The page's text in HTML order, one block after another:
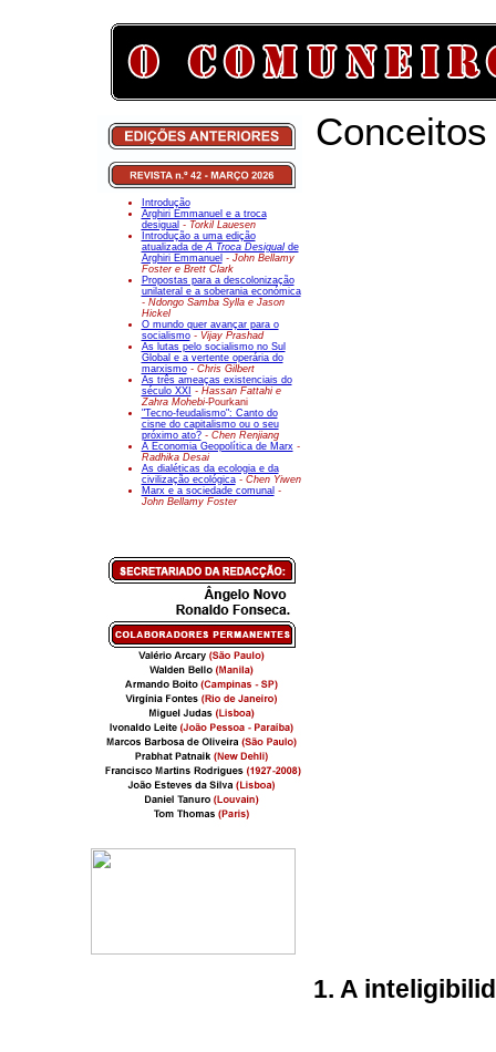
Introdução
Arghiri Emmanuel e a troca
desigual - Torkil Lauesen
Introdução a uma edição
atualizada deA Troca Desigualde
Arghiri Emmanuel - John Bellamy
Foster e Brett Clark
Propostas para a descolonização
unilateral e a soberania económica
- Ndongo Samba Sylla e Jason
Hickel
O mundo quer avançar para o
socialismo- Vijay Prashad
As lutas pelo socialismo no Sul
Global e a vertente operária do
marxismo- Chris Gilbert
As três ameaças existenciais do
século XXI - Hassan Fattahi e
Zahra Mohebi-Pourkani
"Tecno-feudalismo": Canto do
cisne do capitalismo ou o seu
próximo ato? - Chen Renjiang
A Economia Geopolítica de Marx-
Radhika Desai
As dialéticas da ecologia e da
civilização ecológica - Chen Yiwen
Marx e a sociedade comunal -
John Bellamy Foster
1. A